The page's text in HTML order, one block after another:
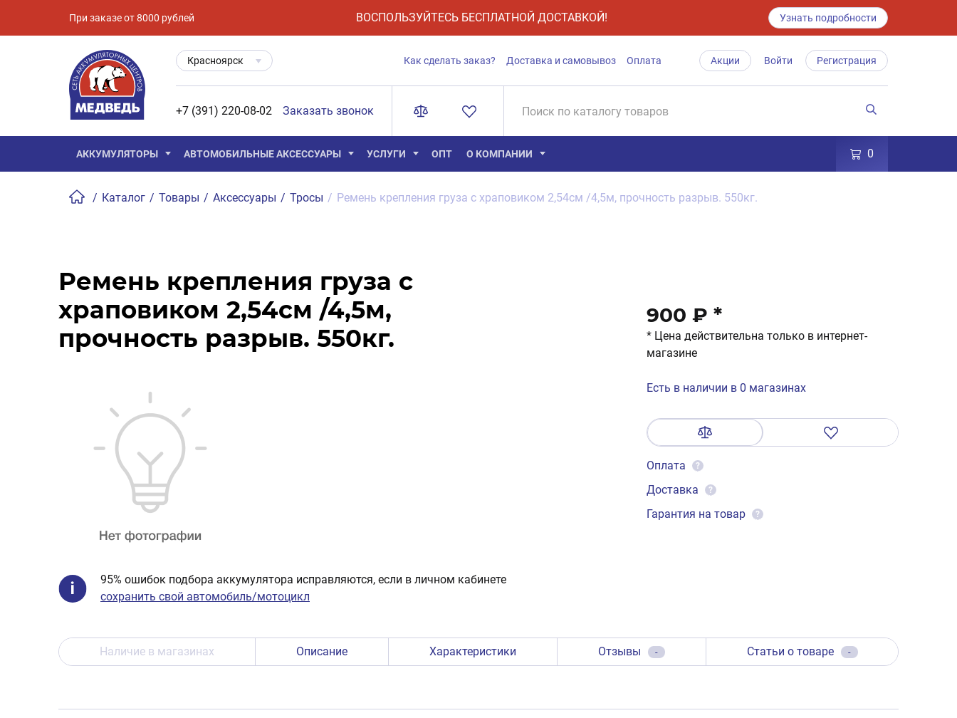
При заказе от 8000 рублей ВОСПОЛЬЗУЙТЕСЬ БЕСПЛАТНОЙ ДОСТАВКОЙ! Узнать подробности
Красноярск Как сделать заказ? Доставка и самовывоз Оплата Акции Войти Регистрация
+7 (391) 220-08-02 Заказать звонок
АККУМУЛЯТОРЫ АВТОМОБИЛЬНЫЕ АКСЕССУАРЫ УСЛУГИ ОПТ О КОМПАНИИ 0
/ Каталог / Товары / Аксессуары / Тросы / Ремень крепления груза с храповиком 2,54см /4,5м, прочность разрыв. 550кг.
Ремень крепления груза с
храповиком 2,54см /4,5м,
прочность разрыв. 550кг.
95% ошибок подбора аккумулятора исправляются, если в личном кабинете
сохранить свой автомобиль/мотоцикл
900 ₽ *
* Цена действительна только в интернет-
магазине
Есть в наличии в 0 магазинах
Оплата ?
Доставка ?
Гарантия на товар ?
Наличие в магазинах Описание Характеристики Отзывы - Статьи о товаре -